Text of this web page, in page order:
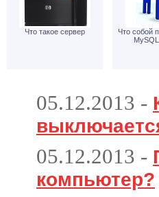
Что такое сервер
Что собой
05.12.2013 -
05.12.2013 -
компьютер?